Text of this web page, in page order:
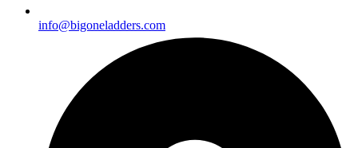
info@bigoneladders.com